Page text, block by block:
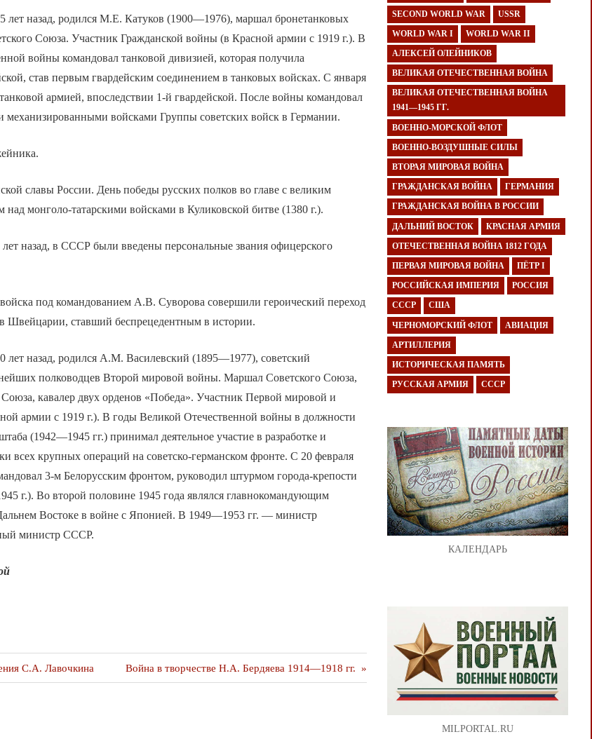
лет назад, родился М.Е. Катуков (1900—1976), маршал бронетанковых
Союза. Участник Гражданской войны (в Красной армии с 1919 г.). В
войны командовал танковой дивизией, которая получила
став первым гвардейским соединением в танковых войсках. С января
армией, впоследствии 1-й гвардейской. После войны командовал
механизированными войсками Группы советских войск в Германии.
славы России. День победы русских полков во главе с великим
монголо-татарскими войсками в Куликовской битве (1380 г.).
лет назад, в СССР были введены персональные звания офицерского
под командованием А.В. Суворова совершили героический переход
в Швейцарии, ставший беспрецедентным в истории.
лет назад, родился А.М. Василевский (1895—1977), советский
полководцев Второй мировой войны. Маршал Советского Союза,
кавалер двух орденов «Победа». Участник Первой мировой и
армии с 1919 г.). В годы Великой Отечественной войны в должности
(1942—1945 гг.) принимал деятельное участие в разработке и
всех крупных операций на советско-германском фронте. С 20 февраля
3-м Белорусским фронтом, руководил штурмом города-крепости
г.). Во второй половине 1945 года являлся главнокомандующим
Востоке в войне с Японией. В 1949—1953 гг. — министр
министр СССР.
С.А. Лавочкина
Следующая
публикация
Война в творчестве Н.А. Бердяева 1914—1918 гг.
SECOND WORLD WAR USSR
WORLD WAR I WORLD WAR II
АЛЕКСЕЙ ОЛЕЙНИКОВ
ВЕЛИКАЯ ОТЕЧЕСТВЕННАЯ ВОЙНА
ВЕЛИКАЯ ОТЕЧЕСТВЕННАЯ ВОЙНА
1941—1945 ГГ.
ВОЕННО-МОРСКОЙ ФЛОТ
ВОЕННО-ВОЗДУШНЫЕ СИЛЫ
ВТОРАЯ МИРОВАЯ ВОЙНА
ГРАЖДАНСКАЯ ВОЙНА ГЕРМАНИЯ
ГРАЖДАНСКАЯ ВОЙНА В РОССИИ
ДАЛЬНИЙ ВОСТОК КРАСНАЯ АРМИЯ
ОТЕЧЕСТВЕННАЯ ВОЙНА 1812 ГОДА
ПЕРВАЯ МИРОВАЯ ВОЙНА ПЁТР I
РОССИЙСКАЯ ИМПЕРИЯ РОССИЯ
СССР США
ЧЕРНОМОРСКИЙ ФЛОТ АВИАЦИЯ
АРТИЛЛЕРИЯ
ИСТОРИЧЕСКАЯ ПАМЯТЬ
РУССКАЯ АРМИЯ СССР
КАЛЕНДАРЬ
MILPORTAL.RU